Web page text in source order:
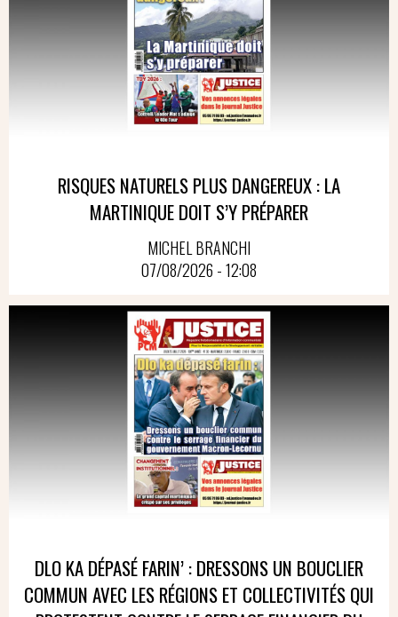
RISQUES NATURELS PLUS DANGEREUX : LA
MARTINIQUE DOIT S’Y PRÉPARER
MICHEL BRANCHI
07/08/2026 - 12:08
DLO KA DÉPASÉ FARIN’ : DRESSONS UN BOUCLIER
COMMUN AVEC LES RÉGIONS ET COLLECTIVITÉS QUI